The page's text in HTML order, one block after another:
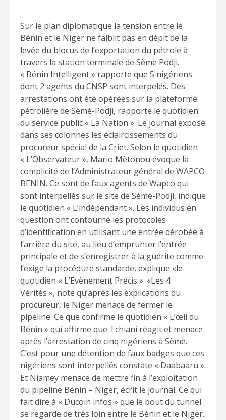
Sur le plan diplomatique la tension entre le
Bénin et le Niger ne faiblit pas en dépit de la
levée du blocus de l’exportation du pétrole à
travers la station terminale de Sèmè Podji.
« Bénin Intelligent » rapporte que 5 nigériens
dont 2 agents du CNSP sont interpelés. Des
arrestations ont été opérées sur la plateforme
pétrolière de Sèmè-Podji, rapporte le quotidien
du service public « La Nation ». Le journal expose
dans ses colonnes les éclaircissements du
procureur spécial de la Criet. Selon le quotidien
« L’Observateur », Mario Mètonou évoque la
complicité de l’Administrateur général de WAPCO
BENIN. Ce sont de faux agents de Wapco qui
sont interpellés sur le site de Sèmè-Podji, indique
le quotidien « L’indépendant ». Les individus en
question ont contourné les protocoles
d’identification en utilisant une entrée dérobée à
l’arrière du site, au lieu d’emprunter l’entrée
principale et de s’enregistrer à la guérite comme
l’exige la procédure standarde, explique «le
quotidien « L’Evènement Précis ». «Les 4
Vérités », note qu’après les explications du
procureur, le Niger menace de fermer le
pipeline. Ce que confirme le quotidien « L’œil du
Bénin » qui affirme que Tchiani réagit et menace
après l’arrestation de cinq nigériens à Sèmè.
C’est pour une détention de faux badges que ces
nigériens sont interpellés constate « Daabaaru ».
Et Niamey menace de mettre fin à l’exploitation
du pipeline Bénin – Niger, écrit le journal. Ce qui
fait dire à « Ducoin infos » que le bout du tunnel
se regarde de très loin entre le Bénin et le Niger.